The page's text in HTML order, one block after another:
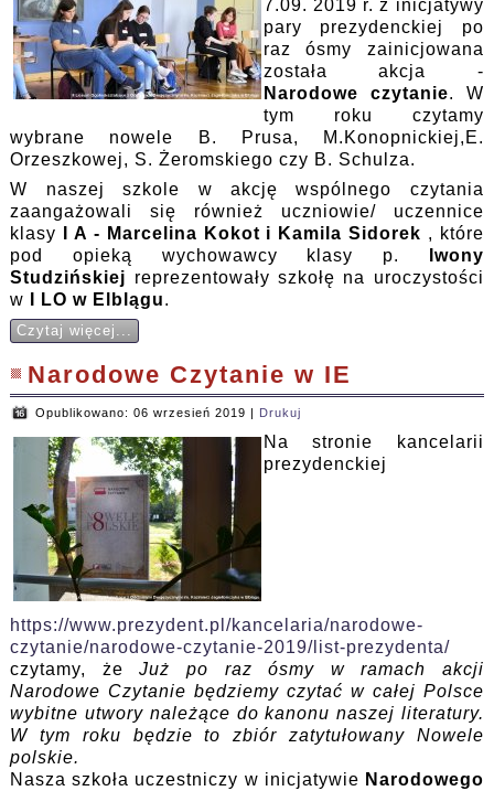
7.09. 2019 r. z inicjatywy
pary prezydenckiej po
raz ósmy zainicjowana
została akcja -
Narodowe czytanie. W
tym roku czytamy
wybrane nowele B. Prusa, M.Konopnickiej,E.
Orzeszkowej, S. Żeromskiego czy B. Schulza.
W naszej szkole w akcję wspólnego czytania
zaangażowali się również uczniowie/ uczennice
klasy
I A - Marcelina Kokot i Kamila Sidorek , które
pod opieką wychowawcy klasy p.
Iwony
Studzińskiej reprezentowały szkołę na uroczystości
w
I LO w Elblągu.
Czytaj więcej...
Narodowe Czytanie w IE
Opublikowano: 06 wrzesień 2019 | Drukuj
Na stronie kancelarii
prezydenckiej
https://www.prezydent.pl/kancelaria/narodowe-
czytanie/narodowe-czytanie-2019/list-prezydenta/
czytamy, żeJuż po raz ósmy w ramach akcji
Narodowe Czytanie będziemy czytać w całej Polsce
wybitne utwory należące do kanonu naszej literatury.
W tym roku będzie to zbiór zatytułowany Nowele
polskie.
Nasza szkoła uczestniczy w inicjatywie Narodowego